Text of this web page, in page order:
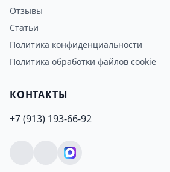
Отзывы
Статьи
Политика конфиденциальности
Политика обработки файлов cookie
КОНТАКТЫ
+7 (913) 193-66-92